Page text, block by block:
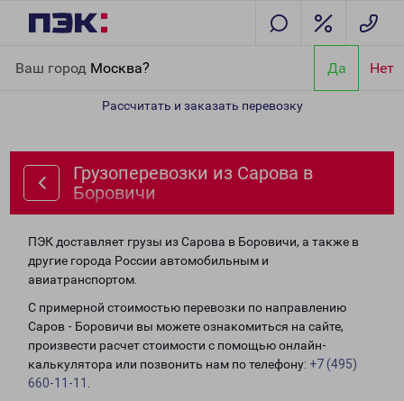
Ваш город Москва? Да Нет
Рассчитать и заказать перевозку
Грузоперевозки из Сарова в
Боровичи
ПЭК доставляет грузы из Сарова в Боровичи, а также в
другие города России автомобильным и
авиатранспортом.
С примерной стоимостью перевозки по направлению
Саров - Боровичи вы можете ознакомиться на сайте,
произвести расчет стоимости с помощью онлайн-
калькулятора или позвонить нам по телефону: +7 (495)
660-11-11